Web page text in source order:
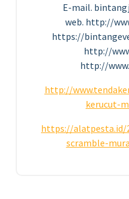
E-mail.
web. http://
https://
http://
http://
http://
kerucut-
https://alatpesta.id/
scramble-